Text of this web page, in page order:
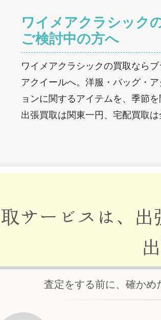
ワイメアクラシック
ご検討中の方へ
ワイメアクラシックの買取なら
アクイールへ。洋服・バッグ・
ョンに関するアイテムを、季節を
出張買取は関東一円、宅配買取は
査定をする前に、確かめ